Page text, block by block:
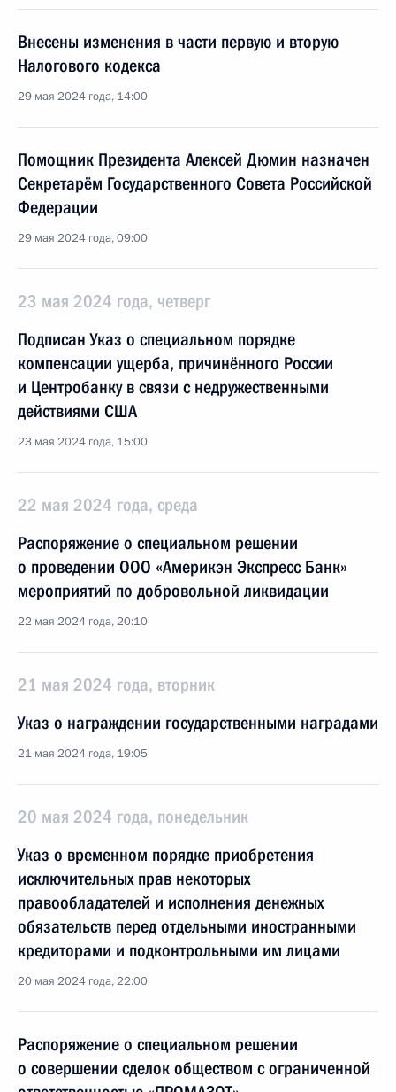
Внесены изменения в части первую и вторую
Налогового кодекса
29 мая 2024 года, 14:00
Помощник Президента Алексей Дюмин назначен
Секретарём Государственного Совета Российской
Федерации
29 мая 2024 года, 09:00
23 мая 2024 года, четверг
Подписан Указ о специальном порядке
компенсации ущерба, причинённого России
и Центробанку в связи с недружественными
действиями США
23 мая 2024 года, 15:00
22 мая 2024 года, среда
Распоряжение о специальном решении
о проведении ООО «Америкэн Экспресс Банк»
мероприятий по добровольной ликвидации
22 мая 2024 года, 20:10
21 мая 2024 года, вторник
Указ о награждении государственными наградами
21 мая 2024 года, 19:05
20 мая 2024 года, понедельник
Указ о временном порядке приобретения
исключительных прав некоторых
правообладателей и исполнения денежных
обязательств перед отдельными иностранными
кредиторами и подконтрольными им лицами
20 мая 2024 года, 22:00
Распоряжение о специальном решении
о совершении сделок обществом с ограниченной